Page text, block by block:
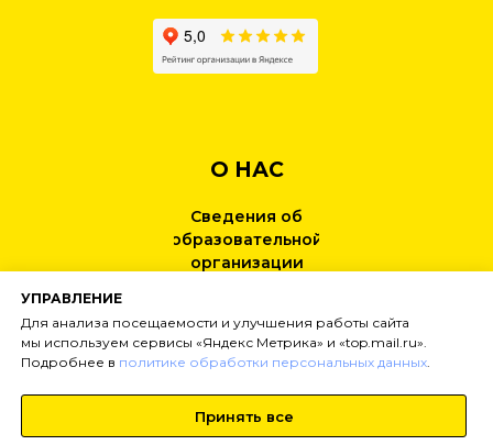
Тел: +7 (499) 495-25-01
О НАС
Сведения об
образовательной
организации
УПРАВЛЕНИЕ
Для анализа посещаемости и улучшения работы сайта
мы используем сервисы «Яндекс Метрика» и «top.mail.ru».
Подробнее в политике обработки персональных данных
Принять все